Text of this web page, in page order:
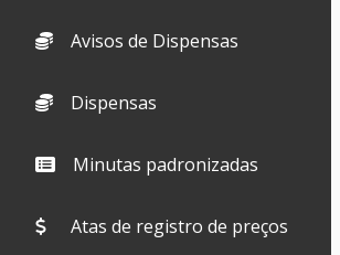
Avisos de Dispensas
Dispensas
Minutas padronizadas
Atas de registro de preços